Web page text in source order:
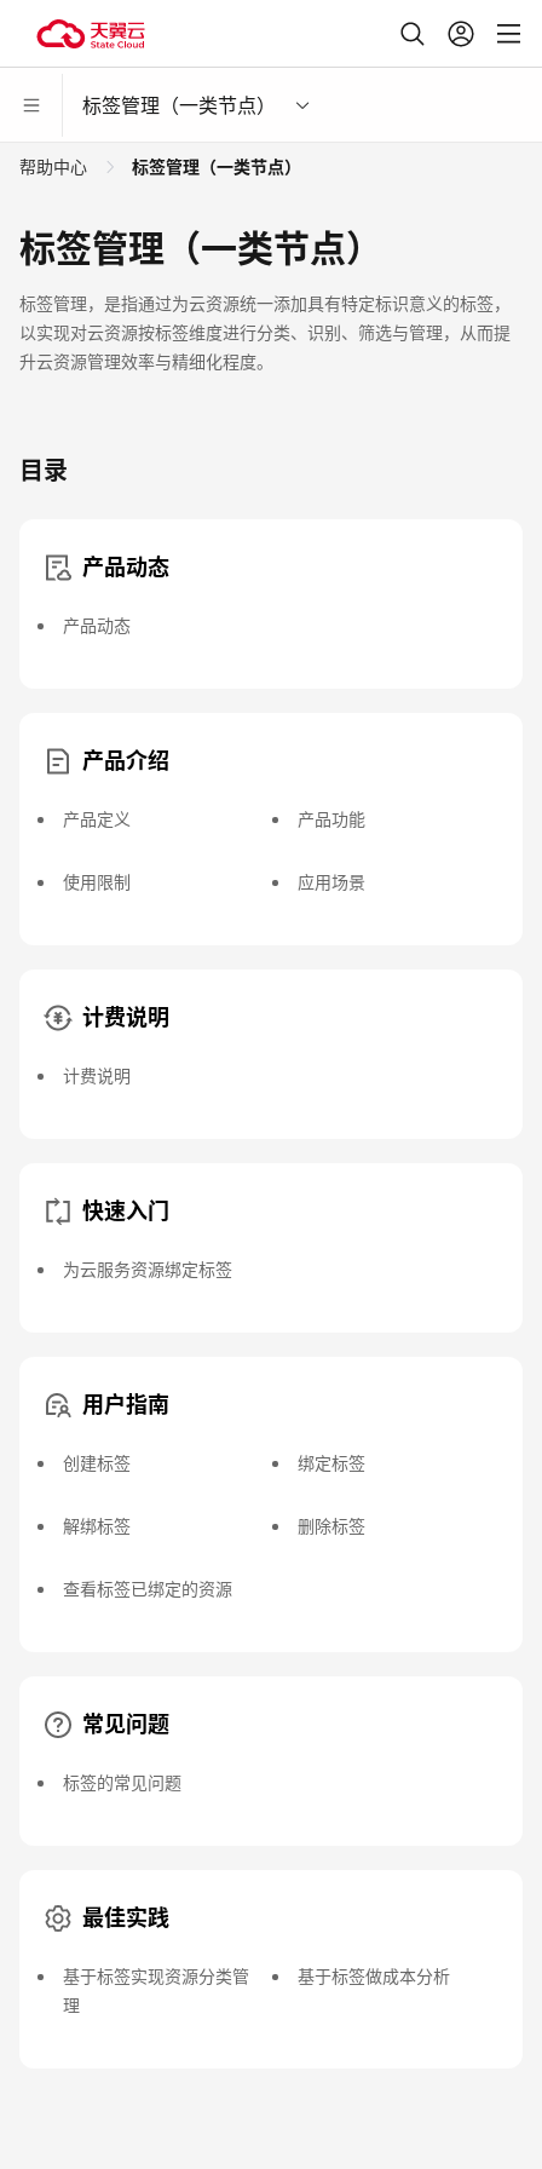
标签管理（一类节点）
帮助中心 标签管理（一类节点）
标签管理（一类节点）
标签管理，是指通过为云资源统一添加具有特定标识意义的标签，
以实现对云资源按标签维度进行分类、识别、筛选与管理，从而提
升云资源管理效率与精细化程度。
目录
产品动态
产品动态
产品介绍
产品定义 产品功能
使用限制 应用场景
计费说明
计费说明
快速入门
为云服务资源绑定标签
用户指南
创建标签 绑定标签
解绑标签 删除标签
查看标签已绑定的资源
常见问题
标签的常见问题
最佳实践
基于标签实现资源分类管
理
基于标签做成本分析